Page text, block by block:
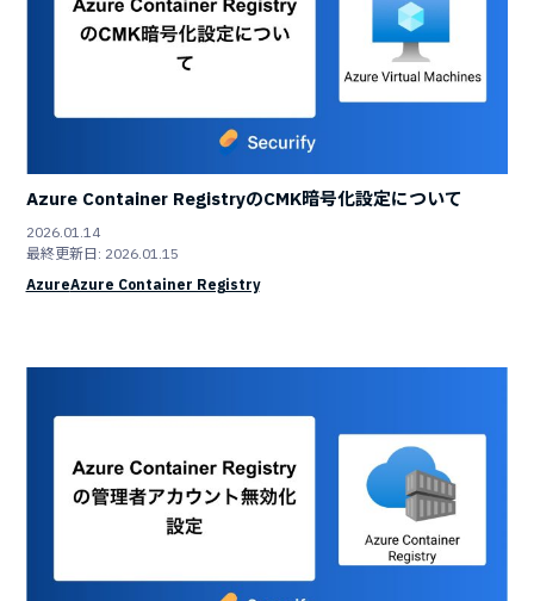
Azure Container RegistryのCMK暗号化設定について
2026.01.14
最終更新日: 2026.01.15
AzureAzure Container Registry